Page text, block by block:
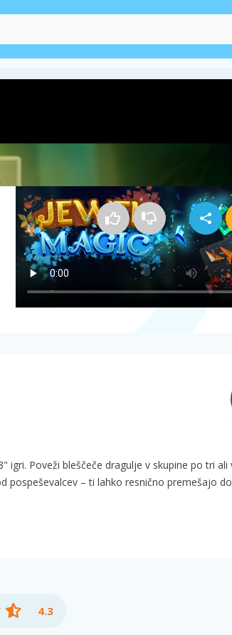
6 1
Kako igrati Jewel Magic
Poveži bleščeče dragulje v skupine po tri ali
pospeševalcev – ti lahko resnično premešajo
4.3